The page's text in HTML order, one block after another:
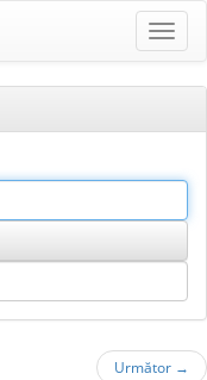
Următor →